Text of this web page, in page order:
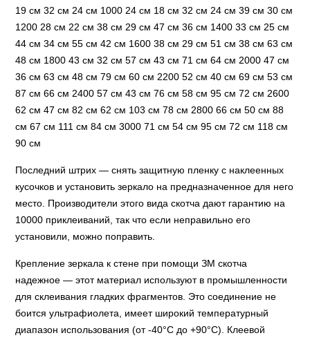
19 см 32 см 24 см 1000 24 см 18 см 32 см 24 см 39 см 30 см
1200 28 см 22 см 38 см 29 см 47 см 36 см 1400 33 см 25 см
44 см 34 см 55 см 42 см 1600 38 см 29 см 51 см 38 см 63 см
48 см 1800 43 см 32 см 57 см 43 см 71 см 64 см 2000 47 см
36 см 63 см 48 см 79 см 60 см 2200 52 см 40 см 69 см 53 см
87 см 66 см 2400 57 см 43 см 76 см 58 см 95 см 72 см 2600
62 см 47 см 82 см 62 см 103 см 78 см 2800 66 см 50 см 88
см 67 см 111 см 84 см 3000 71 см 54 см 95 см 72 см 118 см
90 см
Последний штрих — снять защитную пленку с наклеенных
кусочков и установить зеркало на предназначенное для него
место. Производители этого вида скотча дают гарантию на
10000 приклеиваний, так что если неправильно его
установили, можно поправить.
Крепление зеркала к стене при помощи ЗМ скотча
надежное — этот материал используют в промышленности
для склеивания гладких фрагментов. Это соединение не
боится ультрафиолета, имеет широкий температурный
диапазон использования (от -40°C до +90°C). Клеевой